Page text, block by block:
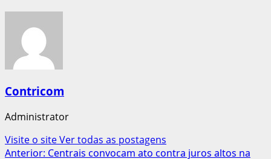
Contricom
Administrator
Visite o siteVer todas as postagens
Anterior: Centrais convocam ato contra juros altos na